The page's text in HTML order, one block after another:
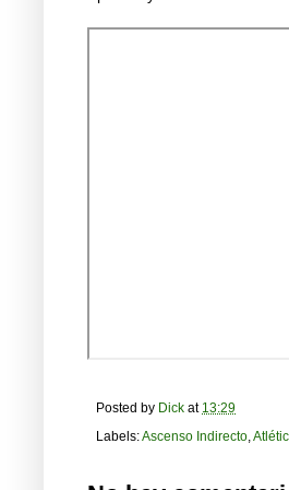
Posted by Dick at 13:29
Labels: Ascenso Indirecto